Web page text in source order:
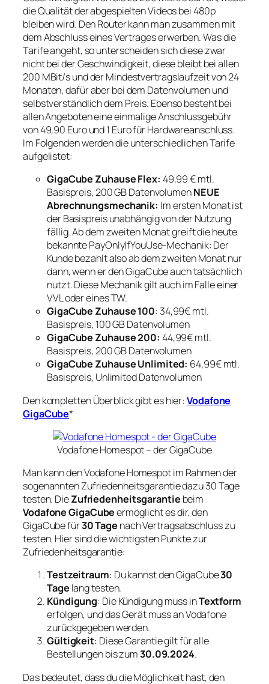
die Qualität der abgespielten Videos bei 480p
bleiben wird. Den Router kann man zusammen mit
dem Abschluss eines Vertrages erwerben. Was die
Tarife angeht, so unterscheiden sich diese zwar
nicht bei der Geschwindigkeit, diese bleibt bei allen
200 MBit/s und der Mindestvertragslaufzeit von 24
Monaten, dafür aber bei dem Datenvolumen und
selbstverständlich dem Preis. Ebenso besteht bei
allen Angeboten eine einmalige Anschlussgebühr
von 49,90 Euro und 1 Euro für Hardwareanschluss.
Im Folgenden werden die unterschiedlichen Tarife
aufgelistet:
GigaCube Zuhause Flex: 49,99 € mtl.
Basispreis, 200 GB DatenvolumenNEUE
Abrechnungsmechanik: Im ersten Monat ist
der Basispreis unabhängig von der Nutzung
fällig. Ab dem zweiten Monat greift die heute
bekannte PayOnlyIfYouUse-Mechanik: Der
Kunde bezahlt also ab dem zweiten Monat nur
dann, wenn er den GigaCube auch tatsächlich
nutzt. Diese Mechanik gilt auch im Falle einer
VVL oder eines TW.
GigaCube Zuhause 100: 34,99€ mtl.
Basispreis, 100 GB Datenvolumen
GigaCube Zuhause 200: 44,99€ mtl.
Basispreis, 200 GB Datenvolumen
GigaCube Zuhause Unlimited: 64,99€ mtl.
Basispreis, Unlimited Datenvolumen
Den kompletten Überblick gibt es hier:Vodafone
GigaCube*
Vodafone Homespot – der GigaCube
Man kann den Vodafone Homespot im Rahmen der
sogenannten Zufriedenheitsgarantie dazu 30 Tage
testen. DieZufriedenheitsgarantie beim
Vodafone GigaCubeermöglicht es dir, den
GigaCube für30 Tage nach Vertragsabschluss zu
testen. Hier sind die wichtigsten Punkte zur
Zufriedenheitsgarantie:
Testzeitraum: Du kannst den GigaCube30
Tage lang testen.
Kündigung: Die Kündigung muss inTextform
erfolgen, und das Gerät muss an Vodafone
zurückgegeben werden.
Gültigkeit: Diese Garantie gilt für alle
Bestellungen bis zum30.09.2024.
Das bedeutet, dass du die Möglichkeit hast, den